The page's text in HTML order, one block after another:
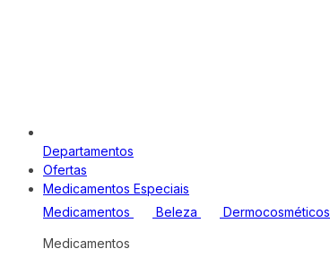
Departamentos
Ofertas
Medicamentos Especiais
Medicamentos
Beleza Dermocosméticos
Medicamentos